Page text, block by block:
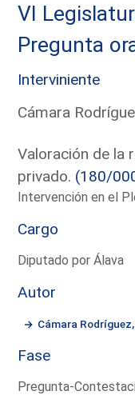
VI
Pregunta
Interviniente
Cámara
Valoración de la
privado. (180/
Intervención en el
Cargo
Diputado por Álava
Autor
Cámara
Fase
Pregunta-